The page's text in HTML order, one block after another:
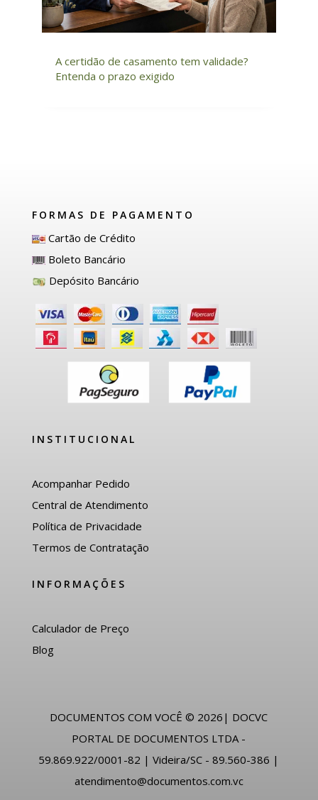
A certidão de casamento tem validade?
Entenda o prazo exigido
FORMAS DE PAGAMENTO
Cartão de Crédito
Boleto Bancário
Depósito Bancário
INSTITUCIONAL
Acompanhar Pedido
Central de Atendimento
Política de Privacidade
Termos de Contratação
INFORMAÇÕES
Calculador de Preço
Blog
DOCUMENTOS COM VOCÊ © 2026| DOCVC
PORTAL DE DOCUMENTOS LTDA -
59.869.922/0001-82 | Videira/SC - 89.560-386 |
atendimento@documentos.com.vc